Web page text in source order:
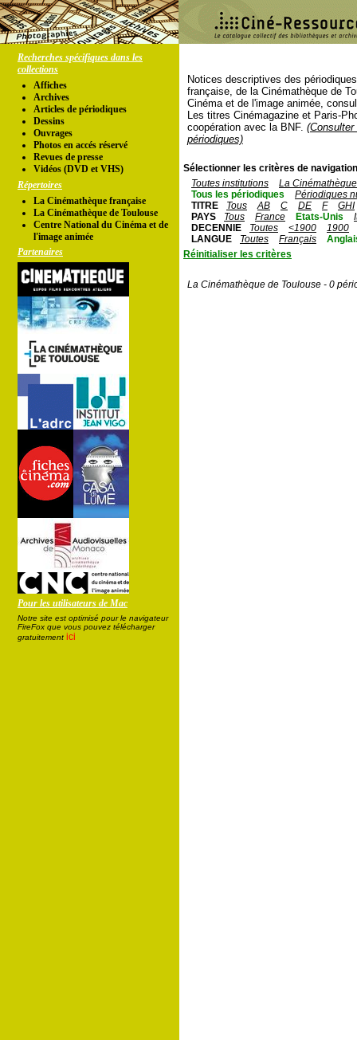
Recherches spécifiques dans les
collections
Affiches
Archives
Articles de périodiques
Dessins
Ouvrages
Photos en accés réservé
Revues de presse
Vidéos (DVD et VHS)
Répertoires
La Cinémathèque française
La Cinémathèque de Toulouse
Centre National du Cinéma et de
l'image animée
Partenaires
Pour les utilisateurs de Mac
Notre site est optimisé pour le navigateur
FireFox que vous pouvez télécharger
gratuitement ici
Notices descriptives des
française, de la Cinémathèque de
Cinéma et de l'image animée,
Les titres Cinémagazine et Paris-
coopération avec la BNF.
périodiques)
Sélectionner les critères de
Toutes institutions
La
Tous les périodiques
Périodiques
TITRE
Tous AB C DE F
GHI
PAYS
Tous France Etats-Unis
DECENNIE
Toutes <1900
1900
LANGUE
Toutes Français
Réinitialiser les critères
La Cinémathèque de Toulouse - 0